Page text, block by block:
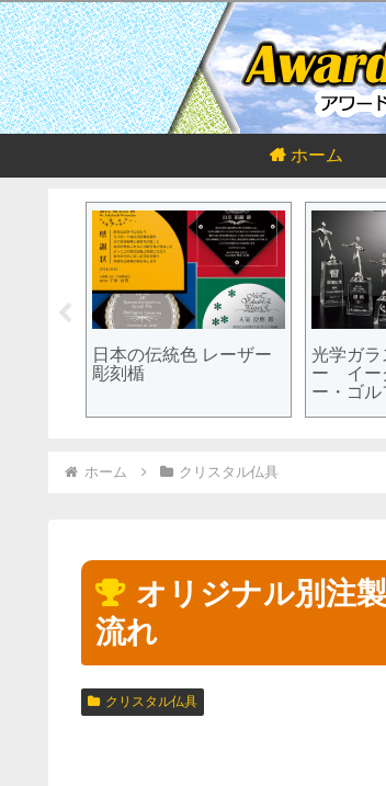
ホーム
日本の伝統色 レーザー
彫刻楯
光学ガラ
ー イー
ー・ゴ
ホーム クリスタル仏具
オリジナル別注
流れ
クリスタル仏具